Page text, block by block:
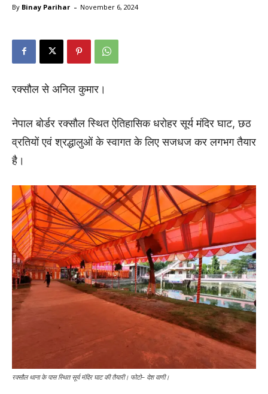
By Binay Parihar - November 6, 2024
रक्सौल से अनिल कुमार।
नेपाल बोर्डर रक्सौल स्थित ऐतिहासिक धरोहर सूर्य मंदिर घाट, छठ
व्रतियों एवं श्रद्धालुओं के स्वागत के लिए सजधज कर लगभग तैयार
है।
रक्सौल थाना के पास स्थित सूर्य मंदिर घाट की तैयारी। फोटो– देश वाणी।